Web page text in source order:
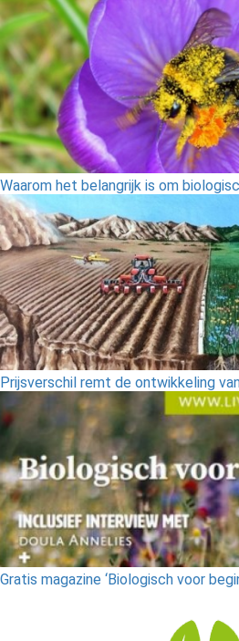
Waarom het belangrijk is om
Prijsverschil remt de ontwikkeling
Gratis magazine ‘Biologisch voor